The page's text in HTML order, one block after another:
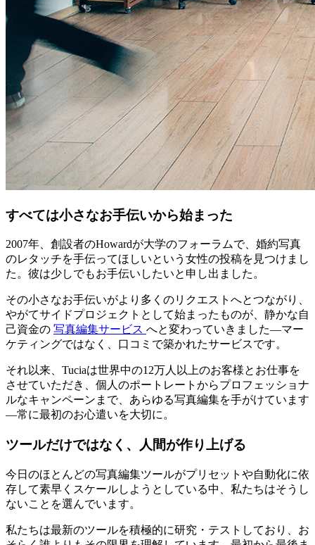
すべては小さなお手伝いから始まった
2007年、創設者のHowardが大学のフォーラムで、婚約写真
のレタッチを手伝ってほしいという女性の投稿を見つけまし
た。彼は少しでもお手伝いしたいと申し出ました。
その小さなお手伝いがより多くのリクエストへとつながり、
やがてサイドプロジェクトとして始まったものが、静かな自
己資金の 写真編集サービス へと変わっていきました—マー
ケティングではなく、口コミで築かれたサービスです。
それ以来、Tuciaは世界中の12万人以上のお客様とお仕事を
させていただき、個人のポートレートからプロフェッショナ
ルなキャンペーンまで、あらゆる写真編集を手がけています
—常に最初のお心遣いを大切に。
ツールだけではなく、人間が作り上げる
今日のほとんどの写真編集ツールがプリセットや自動化に依
存して素早くスケールしようとしている中、私たちはそうし
ないことを選んでいます。
私たちは最新のツールを積極的に研究・テストしており、お